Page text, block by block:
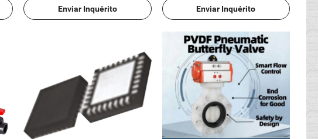
Enviar Inquérito Enviar Inquérito